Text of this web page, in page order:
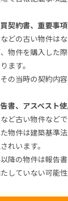
契約書、重要事
どの古い物件は
物件を購入した
ます。
の当時の契約内
書、アスベスト
ど古い物件など
物件は建築基準
れいます。
降の物件は報告
していない可能性